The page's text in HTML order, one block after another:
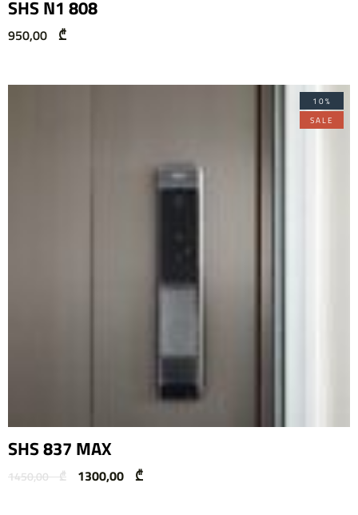
SHS N1 808
950,00 ₾
10%
SALE
SHS 837 MAX
1450,00₾ 1300,00 ₾